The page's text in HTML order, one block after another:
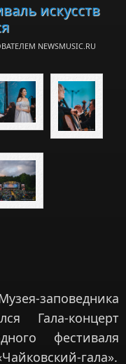
искусств
NEWSMUSIC.RU
заповедника
Гала-концерт
фестиваля
гала».